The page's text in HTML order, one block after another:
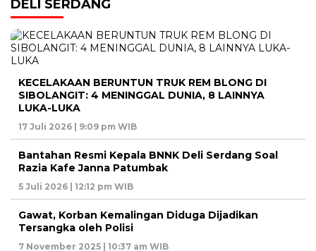
DELI SERDANG
KECELAKAAN BERUNTUN TRUK REM BLONG DI
SIBOLANGIT: 4 MENINGGAL DUNIA, 8 LAINNYA
LUKA-LUKA
17 Juli 2026 | 9:09 pm WIB
Bantahan Resmi Kepala BNNK Deli Serdang Soal
Razia Kafe Janna Patumbak
5 Juli 2026 | 12:12 pm WIB
Gawat, Korban Kemalingan Diduga Dijadikan
Tersangka oleh Polisi
7 November 2025 | 10:37 am WIB